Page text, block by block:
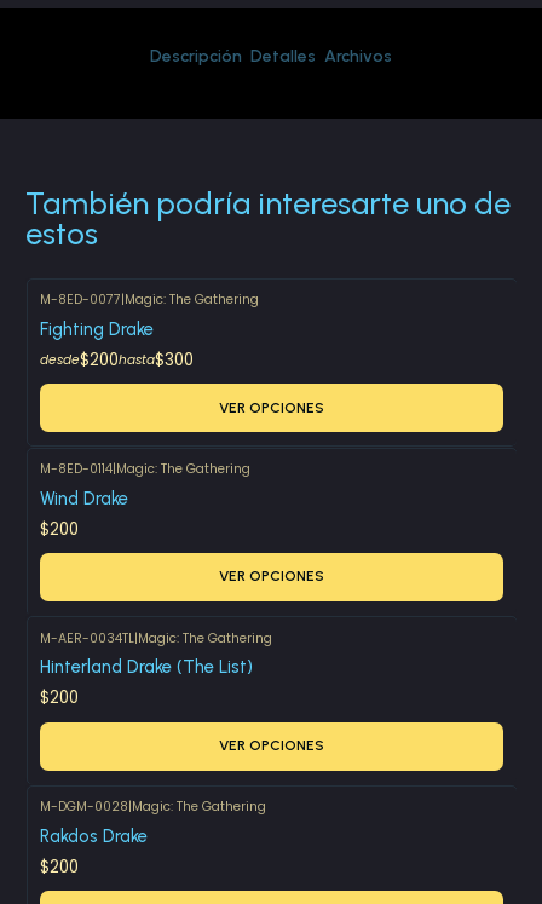
Descripción Detalles Archivos
También podría interesarte uno de
estos
M-8ED-0077|Magic: The Gathering
Fighting Drake
desde$200hasta$300
VER OPCIONES
M-8ED-0114|Magic: The Gathering
Wind Drake
$200
VER OPCIONES
M-AER-0034TL|Magic: The Gathering
Hinterland Drake (The List)
$200
VER OPCIONES
M-DGM-0028|Magic: The Gathering
Rakdos Drake
$200